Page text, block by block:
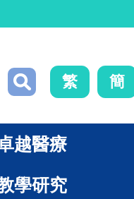
繁 簡
越醫療
學研究